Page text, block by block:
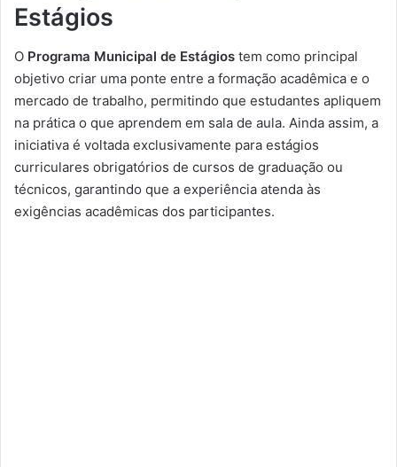
Estágios
O Programa Municipal de Estágios tem como principal
objetivo criar uma ponte entre a formação acadêmica e o
mercado de trabalho, permitindo que estudantes apliquem
na prática o que aprendem em sala de aula. Ainda assim, a
iniciativa é voltada exclusivamente para estágios
curriculares obrigatórios de cursos de graduação ou
técnicos, garantindo que a experiência atenda às
exigências acadêmicas dos participantes.